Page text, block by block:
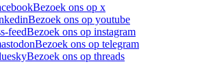
Bezoek ons op x
Bezoek ons op youtube
feedBezoek ons op instagram
Bezoek ons op telegram
Bezoek ons op threads